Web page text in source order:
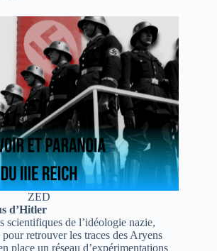
ZED
d’Hitler
scientifiques de l’idéologie nazie,
retrouver les traces des Aryens
place un réseau d’expérimentations